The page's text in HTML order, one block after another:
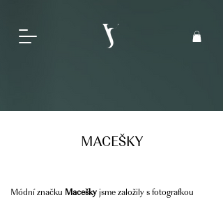
MACEŠKY
Módní značku Macešky jsme založily s fotografkou